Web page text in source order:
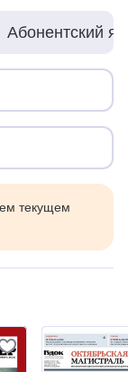
Абонентский
текущем